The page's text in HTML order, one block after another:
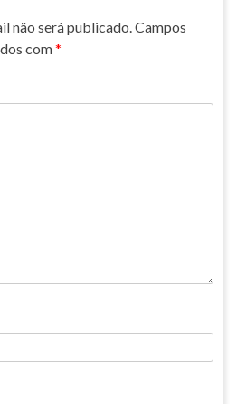
não será publicado.Campos
com*